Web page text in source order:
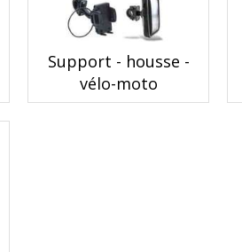
Support - housse -
vélo-moto